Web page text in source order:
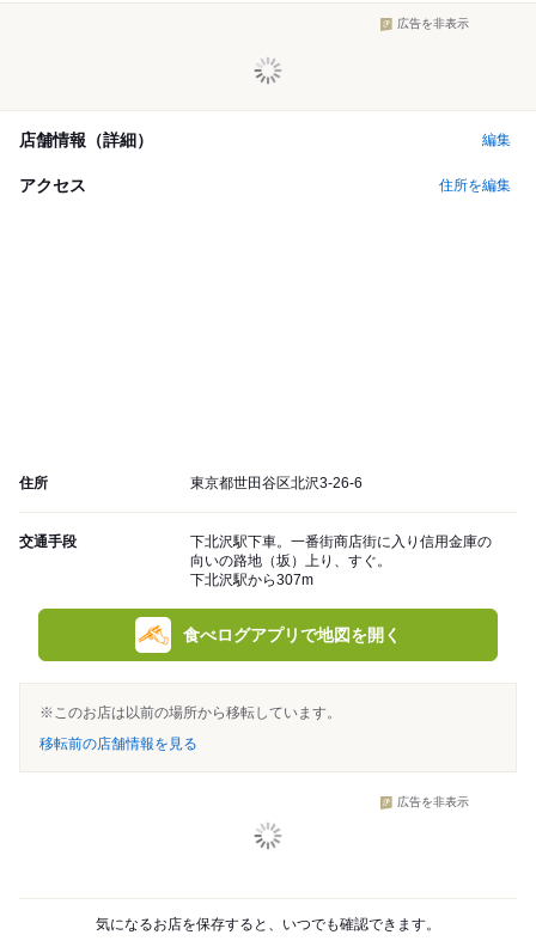
広告を非表示
店舗情報（詳細） 編集
アクセス 住所を編集
住所 東京都世田谷区北沢3-26-6
交通手段
下北沢駅下車。一番街商店街に入り信用金庫の
向いの路地（坂）上り、すぐ。
下北沢駅から307m
食べログアプリで地図を開く
※このお店は以前の場所から移転しています。
移転前の店舗情報を見る
広告を非表示
気になるお店を保存すると、いつでも確認できます。